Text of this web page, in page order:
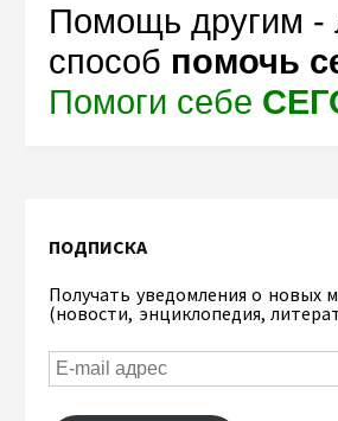
Помощь другим -
способ помочь
Помоги себе
ПОДПИСКА
Получать уведомления о новых
(новости, энциклопедия,